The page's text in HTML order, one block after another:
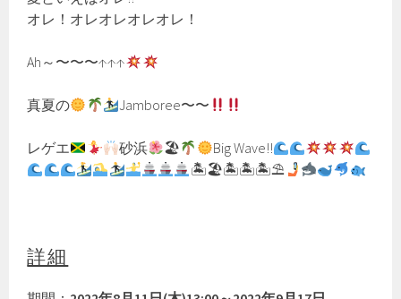
オレ！オレオレオレオレ！
Ah～〜〜〜↑↑↑
真夏の Jamboree〜〜
レゲエ 砂浜 🏖
Big Wave!!
🏝🏖🏝🏝🏝⛱
詳細